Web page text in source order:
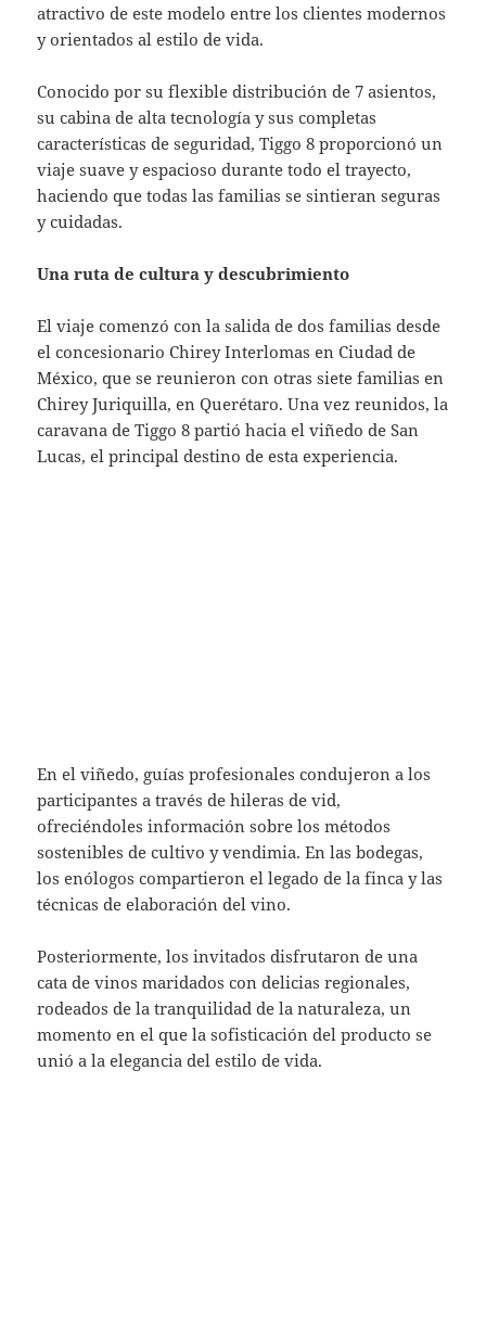
atractivo de este modelo entre los clientes modernos
y orientados al estilo de vida.
Conocido por su flexible distribución de 7 asientos,
su cabina de alta tecnología y sus completas
características de seguridad, Tiggo 8 proporcionó un
viaje suave y espacioso durante todo el trayecto,
haciendo que todas las familias se sintieran seguras
y cuidadas.
Una ruta de cultura y descubrimiento
El viaje comenzó con la salida de dos familias desde
el concesionario Chirey Interlomas en Ciudad de
México, que se reunieron con otras siete familias en
Chirey Juriquilla, en Querétaro. Una vez reunidos, la
caravana de Tiggo 8 partió hacia el viñedo de San
Lucas, el principal destino de esta experiencia.
En el viñedo, guías profesionales condujeron a los
participantes a través de hileras de vid,
ofreciéndoles información sobre los métodos
sostenibles de cultivo y vendimia. En las bodegas,
los enólogos compartieron el legado de la finca y las
técnicas de elaboración del vino.
Posteriormente, los invitados disfrutaron de una
cata de vinos maridados con delicias regionales,
rodeados de la tranquilidad de la naturaleza, un
momento en el que la sofisticación del producto se
unió a la elegancia del estilo de vida.